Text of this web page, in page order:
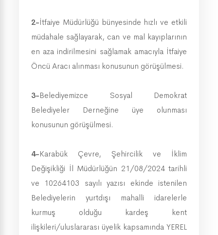
2-İtfaiye Müdürlüğü bünyesinde hızlı ve etkili
müdahale sağlayarak, can ve mal kayıplarının
en aza indirilmesini sağlamak amacıyla İtfaiye
Öncü Aracı alınması konusunun görüşülmesi.
3-Belediyemizce Sosyal Demokrat
Belediyeler Derneğine üye olunması
konusunun görüşülmesi.
4-Karabük Çevre, Şehircilik ve İklim
Değişikliği İl Müdürlüğün 21/08/2024 tarihli
ve 10264103 sayılı yazısı ekinde istenilen
Belediyelerin yurtdışı mahalli idarelerle
kurmuş olduğu kardeş kent
ilişkileri/uluslararası üyelik kapsamında YEREL